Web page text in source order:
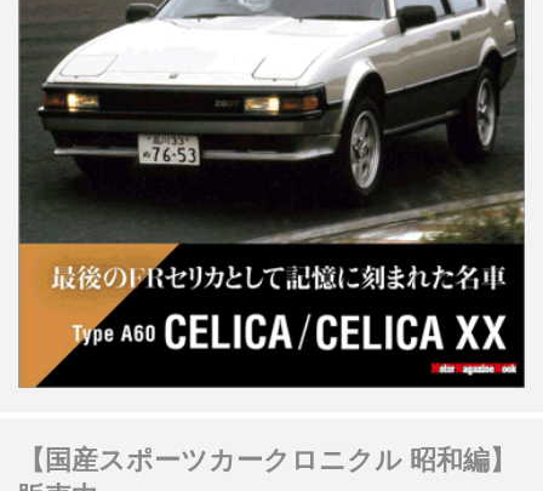
【国産スポーツカークロニクル 昭和編】